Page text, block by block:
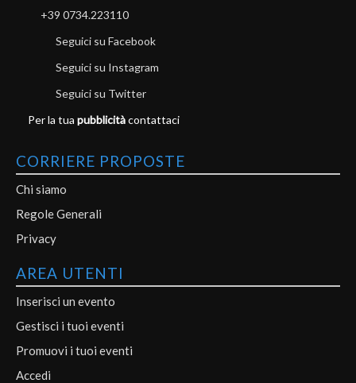
+39 0734.223110
Seguici su Facebook
Seguici su Instagram
Seguici su Twitter
Per la tua pubblicitàcontattaci
CORRIERE PROPOSTE
Chi siamo
Regole Generali
Privacy
AREA UTENTI
Inserisci un evento
Gestisci i tuoi eventi
Promuovi i tuoi eventi
Accedi